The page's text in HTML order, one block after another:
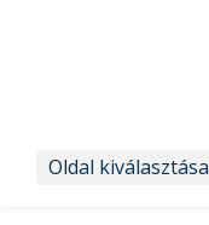
Oldal kiválasztása